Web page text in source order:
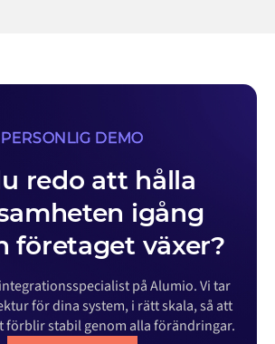
PERSONLIG DEMO
redo att hålla
igång
företaget växer?
på Alumio. Vi tar
för dina system, i rätt skala, så att
förblir stabil genom alla förändringar.